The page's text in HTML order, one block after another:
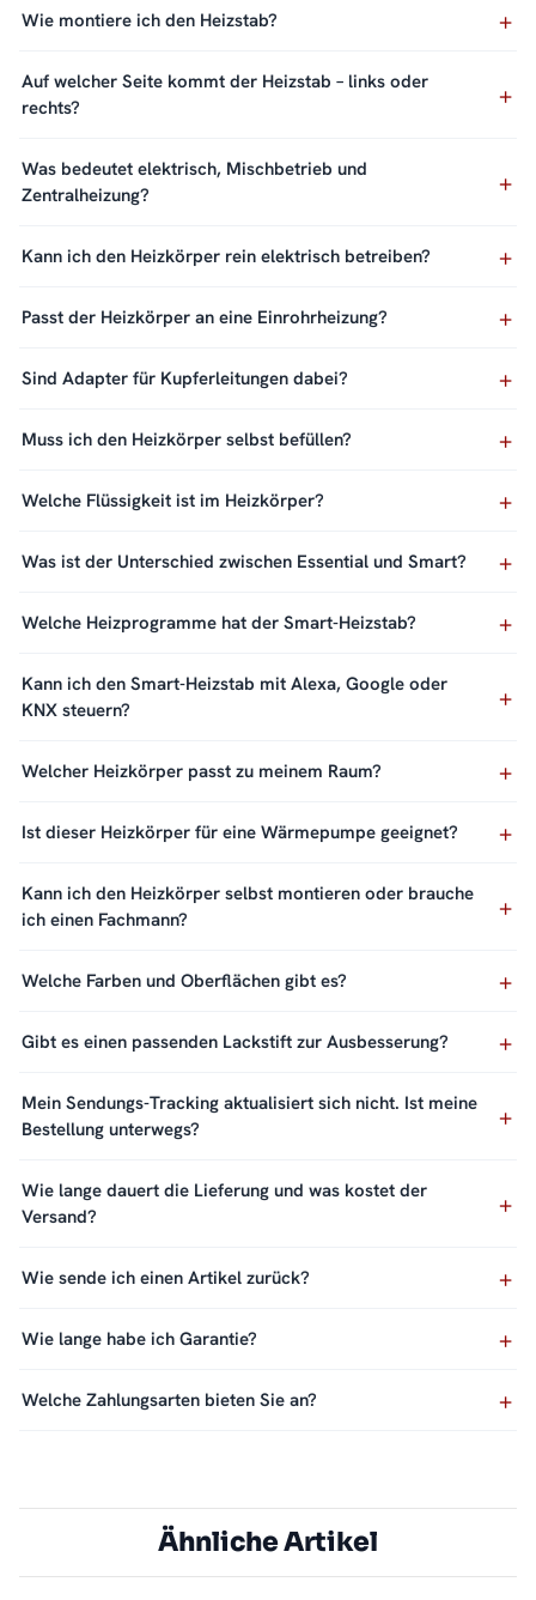
Wie montiere ich den Heizstab?
Auf welcher Seite kommt der Heizstab – links oder
rechts?
Was bedeutet elektrisch, Mischbetrieb und
Zentralheizung?
Kann ich den Heizkörper rein elektrisch betreiben?
Passt der Heizkörper an eine Einrohrheizung?
Sind Adapter für Kupferleitungen dabei?
Muss ich den Heizkörper selbst befüllen?
Welche Flüssigkeit ist im Heizkörper?
Was ist der Unterschied zwischen Essential und Smart?
Welche Heizprogramme hat der Smart-Heizstab?
Kann ich den Smart-Heizstab mit Alexa, Google oder
KNX steuern?
Welcher Heizkörper passt zu meinem Raum?
Ist dieser Heizkörper für eine Wärmepumpe geeignet?
Kann ich den Heizkörper selbst montieren oder brauche
ich einen Fachmann?
Welche Farben und Oberflächen gibt es?
Gibt es einen passenden Lackstift zur Ausbesserung?
Mein Sendungs-Tracking aktualisiert sich nicht. Ist meine
Bestellung unterwegs?
Wie lange dauert die Lieferung und was kostet der
Versand?
Wie sende ich einen Artikel zurück?
Wie lange habe ich Garantie?
Welche Zahlungsarten bieten Sie an?
Ähnliche Artikel